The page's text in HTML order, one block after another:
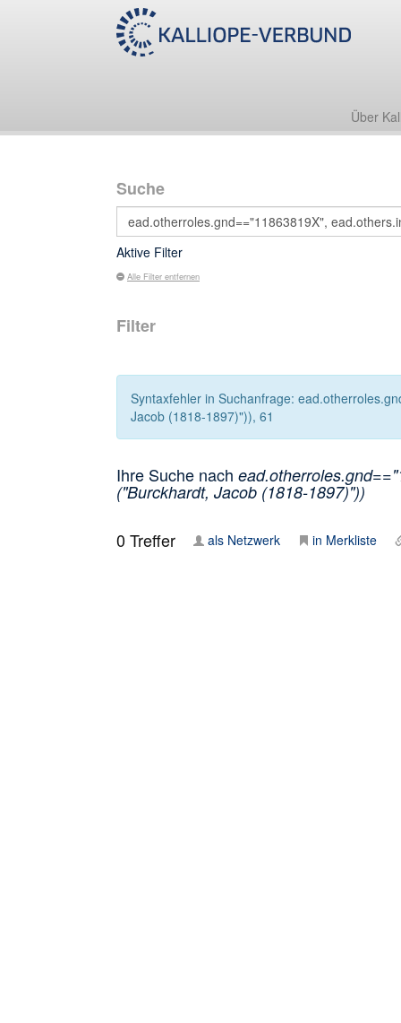
Über
Suche
Aktive Filter
Alle Filter entfernen
Filter
Syntaxfehler in Suchanfrage:
Jacob (1818-1897)")), 61
Ihre Suche nach
("Burckhardt, Jacob (1818-1897)"))
0Treffer als Netzwerk in Merkliste